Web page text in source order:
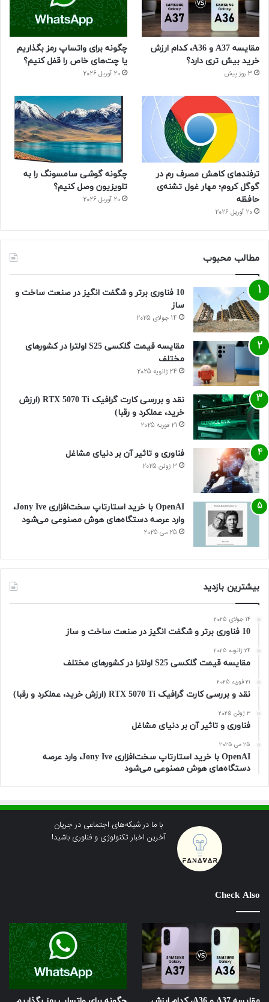
ب
ا
گ
ر
م
م
مقایسه A37 و A36، کدام ارزش
خرید بیش تری دارد؟
3 روز پیش
چگونه برای واتساپ رمز بگذاریم
یا چت‌های خاص را قفل کنیم؟
20 آوریل 2026
ترفندهای کاهش مصرف رم در
گوگل کروم؛ مهار غول تشنه‌ی
حافظه
20 آوریل 2026
چگونه گوشی سامسونگ را به
تلویزیون وصل کنیم؟
20 آوریل 2026
مطالب محبوب
10 فناوری برتر و شگفت انگیز در صنعت ساخت و
ساز
14 جولای 2025
مقایسه قیمت گلکسی S25 اولترا در کشورهای
مختلف
24 ژانویه 2025
نقد و بررسی کارت گرافیک RTX 5070 Ti (ارزش
خرید، عملکرد و رقبا)
21 فوریه 2025
فناوری و تاثیر آن بر دنیای مشاغل
3 ژوئن 2025
OpenAI با خرید استارتاپ سخت‌افزاری Jony Ive،
وارد عرصه دستگاه‌های هوش مصنوعی می‌شود
25 می 2025
بیشترین بازدید
14 جولای 2025
10 فناوری برتر و شگفت انگیز در صنعت ساخت و ساز
24 ژانویه 2025
مقایسه قیمت گلکسی S25 اولترا در کشورهای مختلف
21 فوریه 2025
نقد و بررسی کارت گرافیک RTX 5070 Ti (ارزش خرید، عملکرد و رقبا)
3 ژوئن 2025
فناوری و تاثیر آن بر دنیای مشاغل
25 می 2025
OpenAI با خرید استارتاپ سخت‌افزاری Jony Ive، وارد عرصه
دستگاه‌های هوش مصنوعی می‌شود
با ما در شبکه‌های اجتماعی در جریان
آخرین اخبار تکنولوژی و فناوری باشید!
Check Also